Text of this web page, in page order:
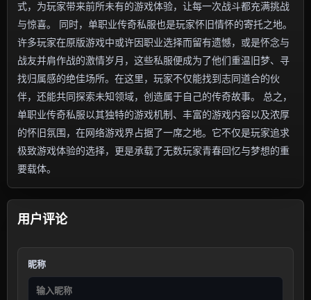
式，为玩家带来前所未有的游戏体验，让每一次战斗都充满挑战
与惊喜。 同时，单职业传奇私服也是玩家怀旧情怀的寄托之地。
许多玩家在原版游戏中或许因职业选择而留有遗憾，或是怀念与
战友并肩作战的激情岁月，这些私服便成为了他们重温旧梦、寻
找归属感的绝佳场所。在这里，玩家不仅能找到志同道合的伙
伴，还能共同探索未知领域，创造属于自己的传奇故事。 总之，
单职业传奇私服以其独特的游戏机制、丰富的游戏内容以及浓厚
的怀旧氛围，在网络游戏界占据了一席之地。它不仅是玩家追求
极致游戏体验的选择，更是承载了无数玩家青春回忆与梦想的重
要载体。
用户评论
昵称